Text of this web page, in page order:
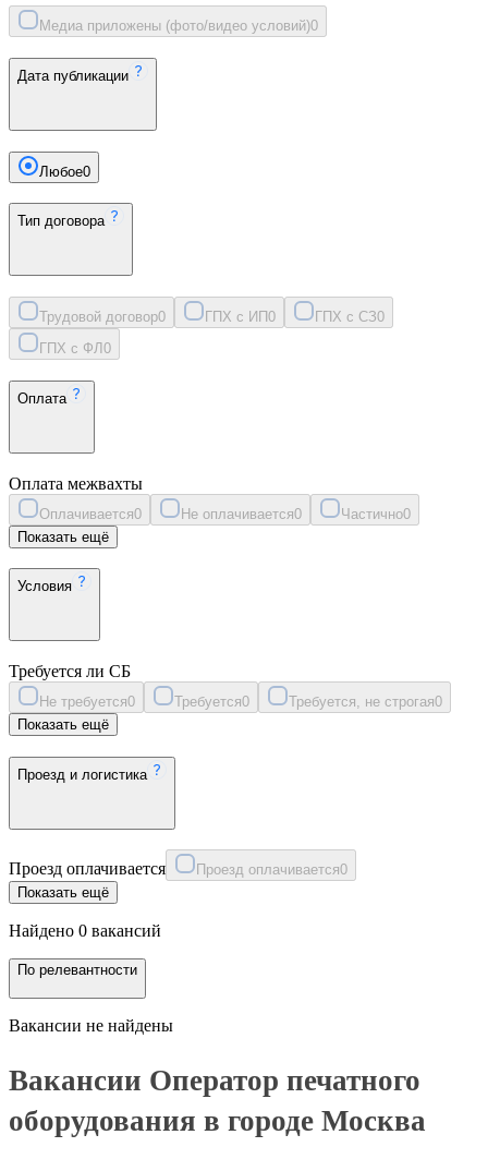
Медиа приложены (фото/видео условий)0
Дата публикации
Любое0
Тип договора
Трудовой договор0 ГПХ с ИП0 ГПХ с СЗ0
ГПХ с ФЛ 0
Оплата
Оплата межвахты
Оплачивается0 Не оплачивается0 Частично0
Показать ещё
Условия
Требуется ли СБ
Не требуется0 Требуется0 Требуется, не строгая0
Показать ещё
Проезд и логистика
Проезд оплачивается Проезд оплачивается0
Показать ещё
Найдено 0 вакансий
По релевантности
Вакансии не найдены
Вакансии Оператор печатного
оборудования в городе Москва